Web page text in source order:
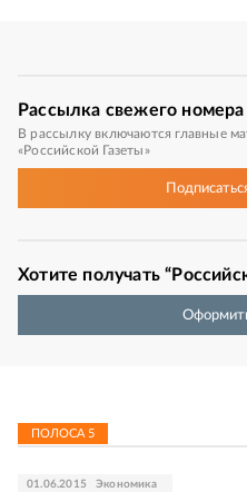
Рассылка свежего номера
В рассылку включаются главные
«Российской Газеты»
Хотите получать
ПОЛОСА 5
01.06.2015 Экономика